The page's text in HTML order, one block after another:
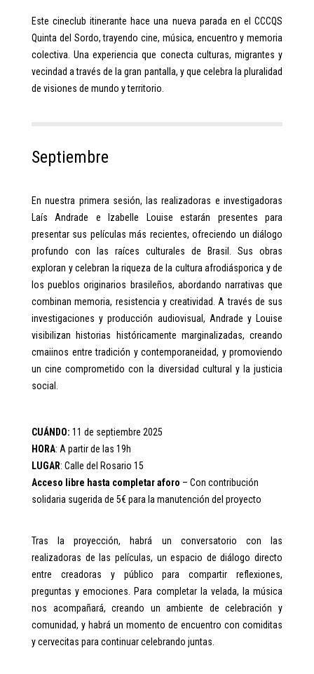
Este cineclub itinerante hace una nueva parada en el CCCQS
Quinta del Sordo, trayendo cine, música, encuentro y memoria
colectiva. Una experiencia que conecta culturas, migrantes y
vecindad a través de la gran pantalla, y que celebra la pluralidad
de visiones de mundo y territorio.
Septiembre
En nuestra primera sesión, las realizadoras e investigadoras
Laís Andrade e Izabelle Louise estarán presentes para
presentar sus películas más recientes, ofreciendo un diálogo
profundo con las raíces culturales de Brasil. Sus obras
exploran y celebran la riqueza de la cultura afrodiásporica y de
los pueblos originarios brasileños, abordando narrativas que
combinan memoria, resistencia y creatividad. A través de sus
investigaciones y producción audiovisual, Andrade y Louise
visibilizan historias históricamente marginalizadas, creando
cmaiinos entre tradición y contemporaneidad, y promoviendo
un cine comprometido con la diversidad cultural y la justicia
social.
CUÁNDO: 11 de septiembre 2025
HORA: A partir de las 19h
LUGAR: Calle del Rosario 15
Acceso libre hasta completar aforo – Con contribución
solidaria sugerida de 5€ para la manutención del proyecto
Tras la proyección, habrá un conversatorio con las
realizadoras de las películas, un espacio de diálogo directo
entre creadoras y público para compartir reflexiones,
preguntas y emociones. Para completar la velada, la música
nos acompañará, creando un ambiente de celebración y
comunidad, y habrá un momento de encuentro con comiditas
y cervecitas para continuar celebrando juntas.